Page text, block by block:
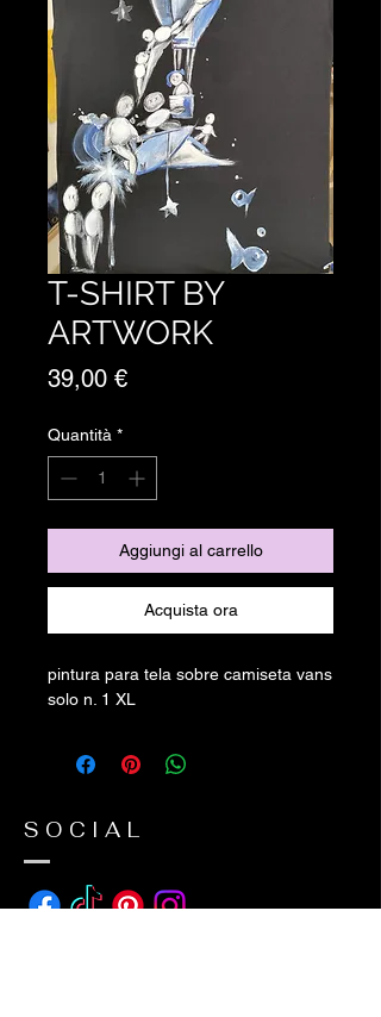
T-SHIRT BY
ARTWORK
39,00 €Prezzo
Quantità *
Aggiungi al carrello
Acquista ora
pintura para tela sobre camiseta vans
solo n. 1 XL
SOCIAL